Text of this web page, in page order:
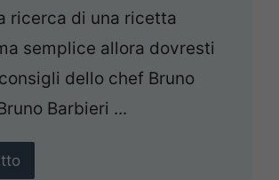
ricerca di una ricetta
semplice allora dovresti
dello chef Bruno
Barbieri ...